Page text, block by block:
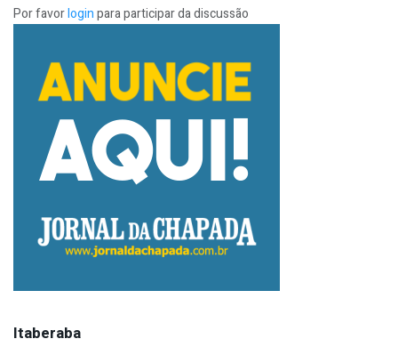
Por favorloginpara participar da discussão
Itaberaba